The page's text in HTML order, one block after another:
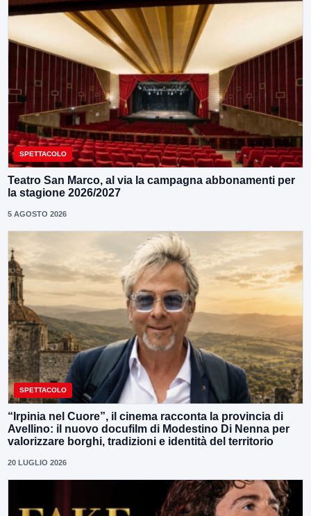
SPETTACOLO
Teatro San Marco, al via la campagna abbonamenti per
la stagione 2026/2027
5 AGOSTO 2026
SPETTACOLO
“Irpinia nel Cuore”, il cinema racconta la provincia di
Avellino: il nuovo docufilm di Modestino Di Nenna per
valorizzare borghi, tradizioni e identità del territorio
20 LUGLIO 2026